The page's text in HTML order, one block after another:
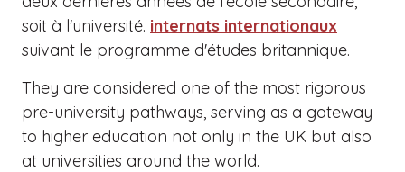
soit à l'université. internats internationaux
suivant le programme d'études britannique.
They are considered one of the most rigorous
pre-university pathways, serving as a gateway
to higher education not only in the UK but also
at universities around the world.